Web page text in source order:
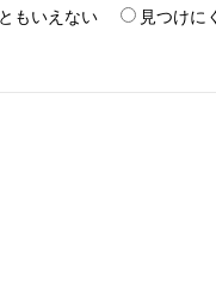
もいえない 見つけに